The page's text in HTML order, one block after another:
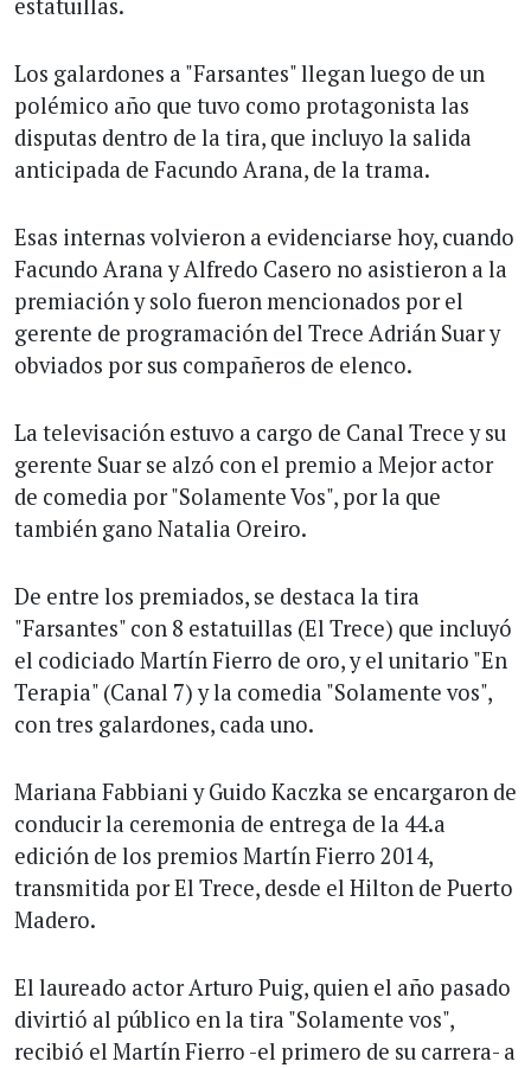
estatuillas.
Los galardones a "Farsantes" llegan luego de un
polémico año que tuvo como protagonista las
disputas dentro de la tira, que incluyo la salida
anticipada de Facundo Arana, de la trama.
Esas internas volvieron a evidenciarse hoy, cuando
Facundo Arana y Alfredo Casero no asistieron a la
premiación y solo fueron mencionados por el
gerente de programación del Trece Adrián Suar y
obviados por sus compañeros de elenco.
La televisación estuvo a cargo de Canal Trece y su
gerente Suar se alzó con el premio a Mejor actor
de comedia por "Solamente Vos", por la que
también gano Natalia Oreiro.
De entre los premiados, se destaca la tira
"Farsantes" con 8 estatuillas (El Trece) que incluyó
el codiciado Martín Fierro de oro, y el unitario "En
Terapia" (Canal 7) y la comedia "Solamente vos",
con tres galardones, cada uno.
Mariana Fabbiani y Guido Kaczka se encargaron de
conducir la ceremonia de entrega de la 44.a
edición de los premios Martín Fierro 2014,
transmitida por El Trece, desde el Hilton de Puerto
Madero.
El laureado actor Arturo Puig, quien el año pasado
divirtió al público en la tira "Solamente vos",
recibió el Martín Fierro -el primero de su carrera- a